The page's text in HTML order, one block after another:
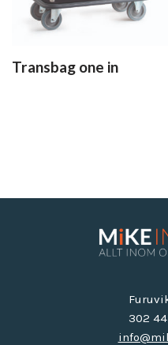
Transbag one in
302